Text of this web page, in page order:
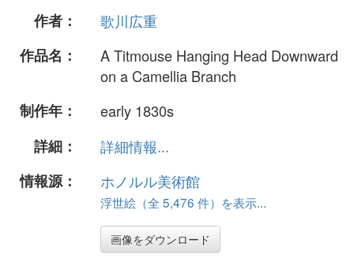
作者：
歌川広重
作品名：
A Titmouse Hanging Head Downward
on a Camellia Branch
制作年：
early 1830s
詳細：
詳細情報...
情報源：
ホノルル美術館
浮世絵（全 5,476 件）を表示...
画像をダウンロード